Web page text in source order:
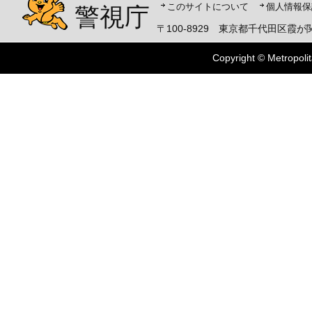
警視庁 このサイトについて 個人情報
〒100-8929 東京都千代田区霞が
Copyright ©